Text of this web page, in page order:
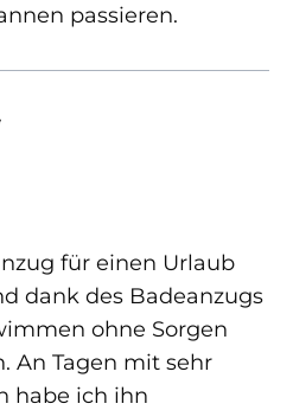
passieren.
Sternen
für einen Urlaub
dank des Badeanzugs
ohne Sorgen
An Tagen mit sehr
habe ich ihn